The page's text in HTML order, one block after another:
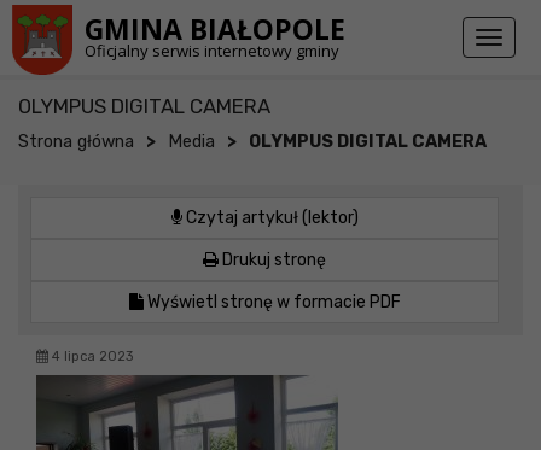
GMINA BIAŁOPOLE
Oficjalny serwis internetowy gminy
Toggle
OLYMPUS DIGITAL CAMERA
Strona główna > Media > OLYMPUS DIGITAL CAMERA
Czytaj artykuł (lektor)
Drukuj stronę
Wyświetl stronę w formacie PDF
4 lipca 2023